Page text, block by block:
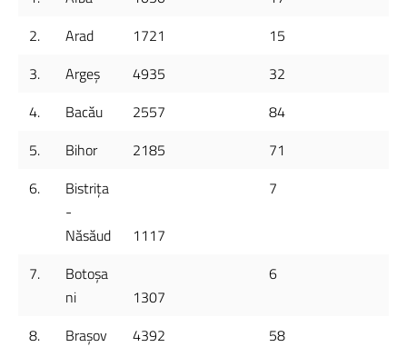
2.
Arad 1721
15
3.
Argeș 4935
32
4.
Bacău 2557
84
5.
Bihor 2185
71
6.
Bistrița
-
Năsăud
1117
7
7.
Botoșa
ni
1307
6
8. Brașov 4392
58